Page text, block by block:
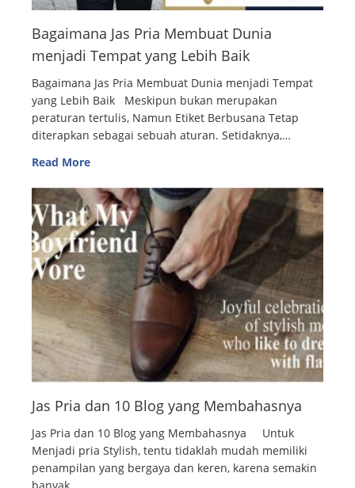
Bagaimana Jas Pria Membuat Dunia
menjadi Tempat yang Lebih Baik
Bagaimana Jas Pria Membuat Dunia menjadi Tempat
yang Lebih Baik Meskipun bukan merupakan
peraturan tertulis, Namun Etiket Berbusana Tetap
diterapkan sebagai sebuah aturan. Setidaknya,…
Read More
Jas Pria dan 10 Blog yang Membahasnya
Jas Pria dan 10 Blog yang Membahasnya Untuk
Menjadi pria Stylish, tentu tidaklah mudah memiliki
penampilan yang bergaya dan keren, karena semakin